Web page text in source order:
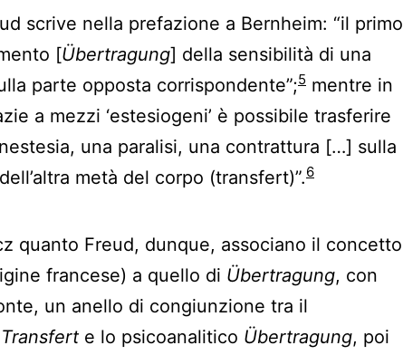
scrive nella prefazione a Bernheim: “il primo
[Übertragung] della sensibilità di una
parte opposta corrispondente”;5 mentre in
a mezzi ‘estesiogeni’ è possibile trasferire
una paralisi, una contrattura […] sulla
metà del corpo (transfert)”.6
quanto Freud, dunque, associano il concetto
francese) a quello di Übertragung, con
un anello di congiunzione tra il
Transfert e lo psicoanalitico Übertragung, poi